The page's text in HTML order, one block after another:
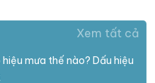
Xem tất cả
mưa thế nào? Dấu hiệu